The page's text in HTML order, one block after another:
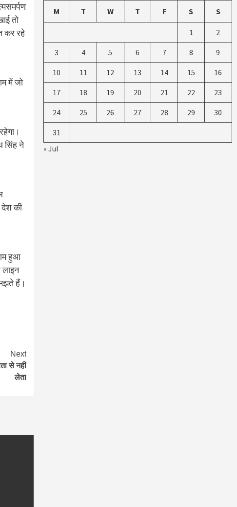
तो
कर रहे
में जो
सिंह ने
देश की
हुआ
लाइन
हैं।
Next
से नहीं
लेता
M T W T F S S
1 2
3 4 5 6 7 8 9
10 11 12 13 14 15 16
17 18 19 20 21 22 23
24 25 26 27 28 29 30
31
« Jul